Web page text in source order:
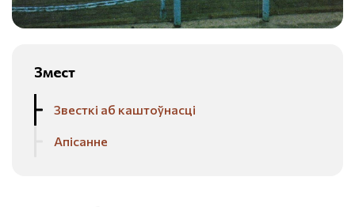
Змест
Звесткі аб каштоўнасці
Апісанне